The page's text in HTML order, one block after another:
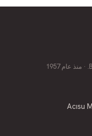
Acısu